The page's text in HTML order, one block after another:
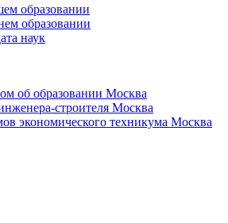
образовании
образовании
наук
об образовании Москва
строителя Москва
экономического техникума Москва